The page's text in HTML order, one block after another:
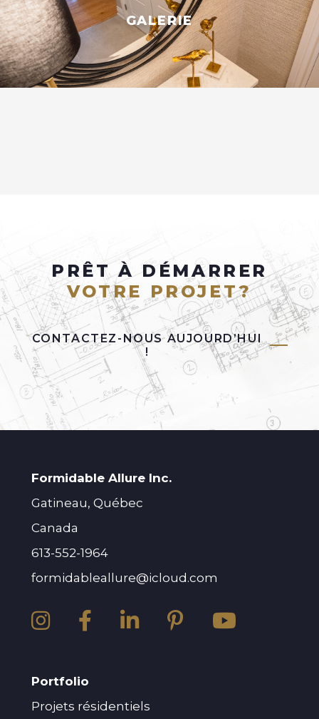
GALERIE
PRÊT À DÉMARRER
VOTRE PROJET?
CONTACTEZ-NOUS AUJOURD’HUI
!
Formidable Allure Inc.
Gatineau, Québec
Canada
613-552-1964
formidableallure@icloud.com
Portfolio
Projets résidentiels